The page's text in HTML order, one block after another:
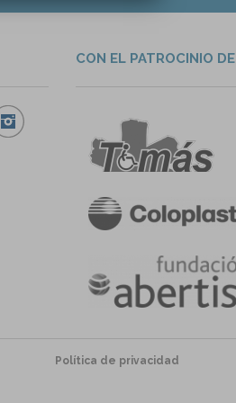
CON EL PATROCINIO DE
Política de privacidad